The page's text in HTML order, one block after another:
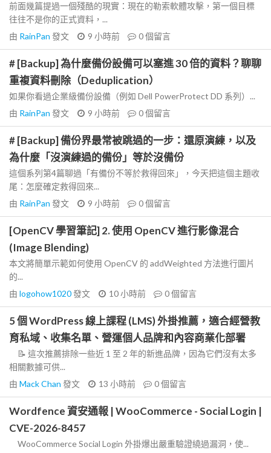
前面幾篇提過一個殘酷的現實：現在的勒索軟體攻擊，第一個目標
往往不是你的正式資料，...
由 RainPan 發文 9 小時前 0個留言
# [Backup] 為什麼備份設備可以塞進 30 倍的資料？聊聊
重複資料刪除（Deduplication）
如果你看過企業級備份設備（例如 Dell PowerProtect DD 系列）...
由 RainPan 發文 9 小時前 0個留言
# [Backup] 備份界最常被跳過的一步：還原演練，以及
為什麼「沒演練過的備份」等於沒備份
這個系列第4篇聊過「有備份不等於救得回來」，今天把這個主題收
尾：怎麼確定救得回來...
由 RainPan 發文 9 小時前 0個留言
[OpenCV 學習筆記] 2. 使用 OpenCV 進行影像混合
(Image Blending)
本文將簡單示範如何使用 OpenCV 的 addWeighted 方法進行圖片
的...
由 logohow1020發文 10 小時前 0個留言
5 個 WordPress 線上課程 (LMS) 外掛推薦，適合經營教
育私域、收集名單、營運個人品牌和內容商業化部署
📝 這次推薦排除一些近 1 至 2 年的新進品牌，因為它們沒有太多
相關數據可供...
由 Mack Chan 發文 13 小時前 0個留言
Wordfence 資安通報 | WooCommerce - Social Login |
CVE-2026-8457
WooCommerce Social Login 外掛爆出嚴重驗證繞過漏洞，使...